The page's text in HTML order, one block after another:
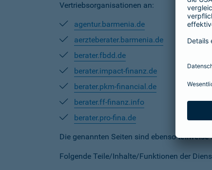
Vertriebsorganisationen an:
agentur.barmenia.de
aerzteberater.barmenia.de
berater.fbdd.de
berater.impact-finanz.de
berater.pkm-financial.de
berater.ff-finanz.info
berater.pro-fina.de
Die genannten Seiten sind ebensoteilweise
Folgende Teile/Inhalte/Funktionen der